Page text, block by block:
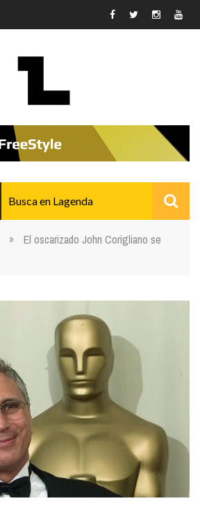
»
El oscarizado John Corigliano se